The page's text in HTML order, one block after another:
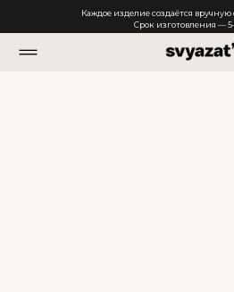
Каждое изделие создаётся вручную
Срок изготовления —